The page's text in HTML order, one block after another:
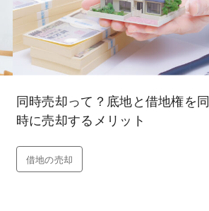
同時売却って？底地と借地権を同
時に売却するメリット
借地の売却